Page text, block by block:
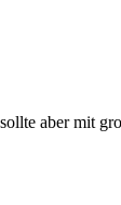
aber mit